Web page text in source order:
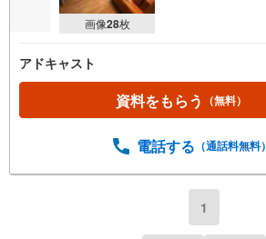
画像28枚
アドキャスト
資料をもらう （無料）
電話する （通話料無料）
1